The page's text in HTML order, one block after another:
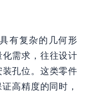
有复杂的几何形
需求，往往设计
孔位。这类零件
高精度的同时，